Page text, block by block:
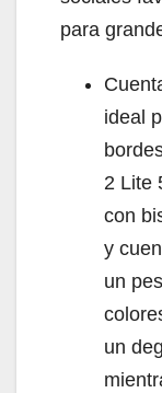
para
ideal
2 Lite
con
y
un
un